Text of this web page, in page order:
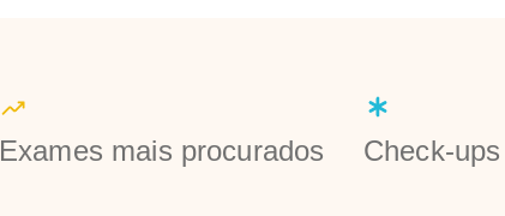
Exames mais procurados Check-